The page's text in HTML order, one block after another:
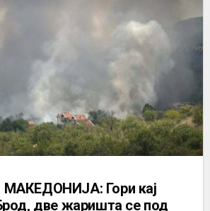
Гори кај
две жаришта се под